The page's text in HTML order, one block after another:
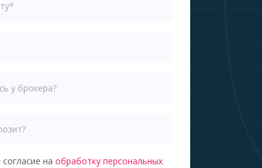
на обработку персональных